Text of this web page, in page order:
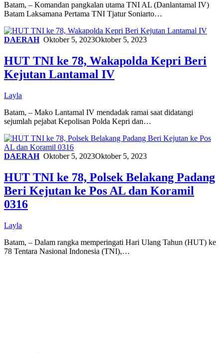
Batam, – Komandan pangkalan utama TNI AL (Danlantamal IV)
Batam Laksamana Pertama TNI Tjatur Soniarto…
DAERAH Oktober 5, 2023Oktober 5, 2023
HUT TNI ke 78, Wakapolda Kepri Beri
Kejutan Lantamal IV
Layla
Batam, – Mako Lantamal IV mendadak ramai saat didatangi
sejumlah pejabat Kepolisan Polda Kepri dan…
DAERAH Oktober 5, 2023Oktober 5, 2023
HUT TNI ke 78, Polsek Belakang Padang
Beri Kejutan ke Pos AL dan Koramil
0316
Layla
Batam, – Dalam rangka memperingati Hari Ulang Tahun (HUT) ke
78 Tentara Nasional Indonesia (TNI),…